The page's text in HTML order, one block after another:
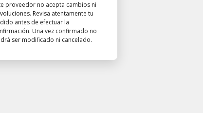
proveedor no acepta cambios ni
Revisa atentamente tu
antes de efectuar la
Una vez confirmado no
ser modificado ni cancelado.